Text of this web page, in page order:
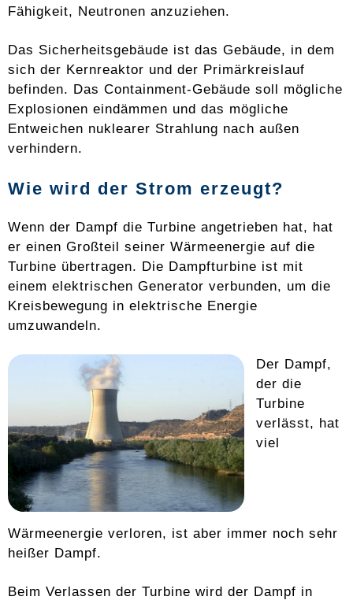
Fähigkeit, Neutronen anzuziehen.
Das Sicherheitsgebäude ist das Gebäude, in dem
sich der Kernreaktor und der Primärkreislauf
befinden. Das Containment-Gebäude soll mögliche
Explosionen eindämmen und das mögliche
Entweichen nuklearer Strahlung nach außen
verhindern.
Wie wird der Strom erzeugt?
Wenn der Dampf die Turbine angetrieben hat, hat
er einen Großteil seiner Wärmeenergie auf die
Turbine übertragen. Die Dampfturbine ist mit
einem elektrischen Generator verbunden, um die
Kreisbewegung in elektrische Energie
umzuwandeln.
Der Dampf,
der die
Turbine
verlässt, hat
viel
Wärmeenergie verloren, ist aber immer noch sehr
heißer Dampf.
Beim Verlassen der Turbine wird der Dampf in